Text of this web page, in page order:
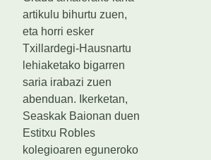
artikulu bihurtu zuen,
eta horri esker
Txillardegi-Hausnartu
lehiaketako bigarren
saria irabazi zuen
abenduan. Ikerketan,
Seaskak Baionan duen
Estitxu Robles
kolegioaren eguneroko